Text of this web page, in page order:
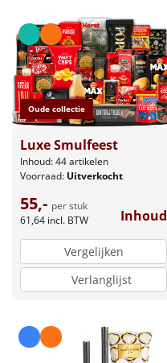
Oude collectie
Luxe Smulfeest
Inhoud: 44 artikelen
Voorraad: Uitverkocht
55,- per stuk
61,64 incl. BTW Inhoud
Vergelijken
Verlanglijst